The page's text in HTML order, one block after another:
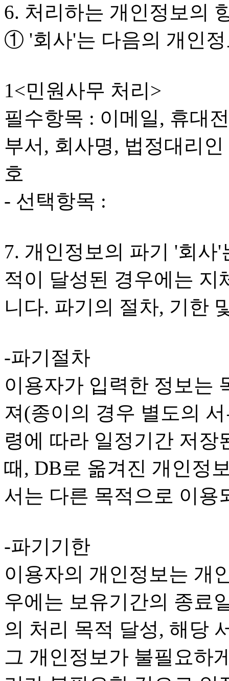
6. 처리하는 개인정보의
① '회사'는 다음의 개인
1<민원사무 처리>
필수항목 : 이메일, 휴대
부서, 회사명, 법정대리
호
- 선택항목 :
7. 개인정보의 파기 '회사
적이 달성된 경우에는 지
니다. 파기의 절차, 기한
-파기절차
이용자가 입력한 정보는
져(종이의 경우 별도의
령에 따라 일정기간 저장
때, DB로 옮겨진 개인정
서는 다른 목적으로 이용
-파기기한
이용자의 개인정보는 개
우에는 보유기간의 종료
의 처리 목적 달성, 해당
그 개인정보가 불필요하